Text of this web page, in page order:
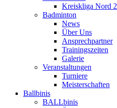
Kreiskliga Nord 2
Badminton
News
Über Uns
Ansprechpartner
Trainingszeiten
Galerie
Veranstaltungen
Turniere
Meisterschaften
Ballbinis
BALLbinis